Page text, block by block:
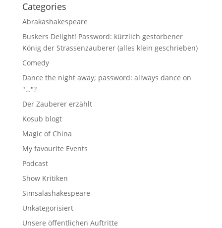
Categories
Abrakashakespeare
Buskers Delight! Password: kürzlich gestorbener
König der Strassenzauberer (alles klein geschrieben)
Comedy
Dance the night away; password: allways dance on
"…"?
Der Zauberer erzählt
Kosub blogt
Magic of China
My favourite Events
Podcast
Show Kritiken
Simsalashakespeare
Unkategorisiert
Unsere öffentlichen Auftritte